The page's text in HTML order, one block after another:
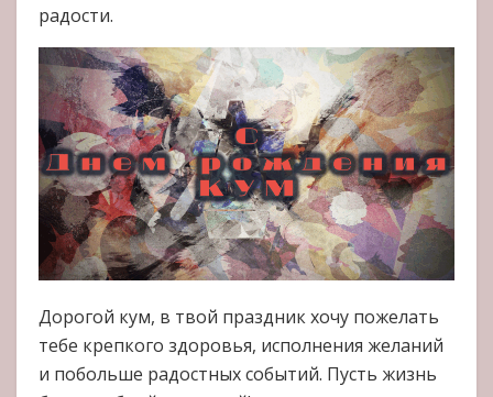
радости.
Дорогой кум, в твой праздник хочу пожелать
тебе крепкого здоровья, исполнения желаний
и побольше радостных событий. Пусть жизнь